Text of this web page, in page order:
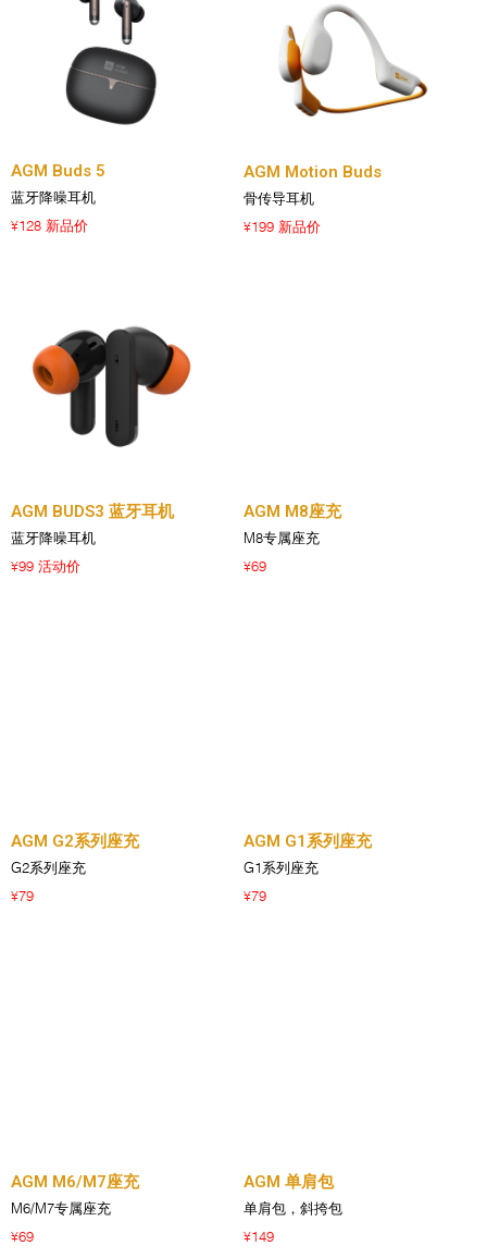
AGM Buds 5
蓝牙降噪耳机
¥128 新品价
AGM Motion Buds
骨传导耳机
¥199 新品价
AGM BUDS3 蓝牙耳机
蓝牙降噪耳机
¥99 活动价
AGM M8座充
M8专属座充
¥69
AGM G2系列座充
G2系列座充
¥79
AGM G1系列座充
G1系列座充
¥79
AGM M6/M7座充
M6/M7专属座充
¥69
AGM 单肩包
单肩包，斜挎包
¥149